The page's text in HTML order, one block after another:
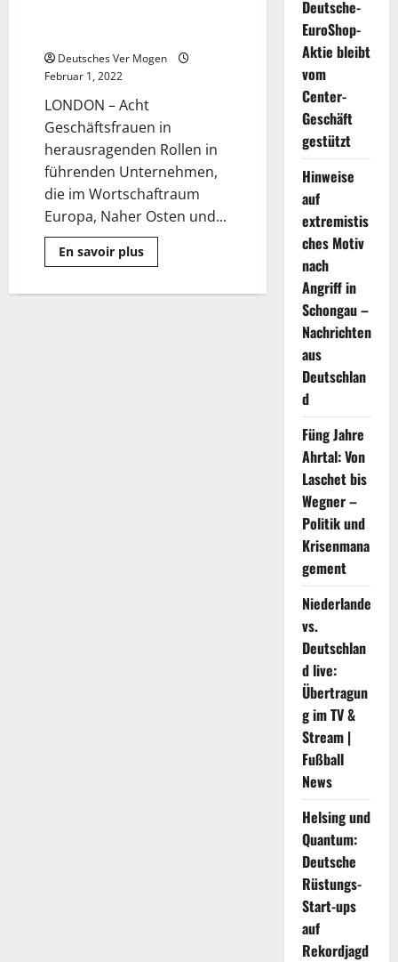
Deutsches Ver Mogen
Februar 1, 2022
LONDON – Acht
Geschäftsfrauen in
herausragenden Rollen in
führenden Unternehmen,
die im Wortschaftraum
Europa, Naher Osten und...
En savoir plusMehr
Informationen
Awards
Deutsche-
EuroShop-
Aktie bleibt
vom
Center-
Geschäft
gestützt
Hinweise
auf
extremistis
ches Motiv
nach
Angriff in
Schongau –
Nachrichten
aus
Deutschlan
d
Füng Jahre
Ahrtal: Von
Laschet bis
Wegner –
Politik und
Krisenmana
gement
Niederlande
vs.
Deutschlan
d live:
Übertragun
g im TV &
Stream |
Fußball
News
Helsing und
Quantum:
Deutsche
Rüstungs-
Start-ups
auf
Rekordjagd